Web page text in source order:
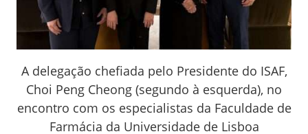
A delegação chefiada pelo Presidente do ISAF,
Choi Peng Cheong (segundo à esquerda), no
encontro com os especialistas da Faculdade de
Farmácia da Universidade de Lisboa